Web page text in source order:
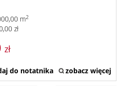
m2
zł
zł
do notatnika zobacz więcej